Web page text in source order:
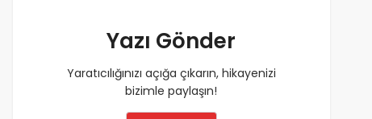
Yazı Gönder
Yaratıcılığınızı açığa çıkarın, hikayenizi
bizimle paylaşın!